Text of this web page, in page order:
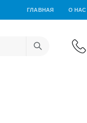
ГЛАВНАЯ О НАС